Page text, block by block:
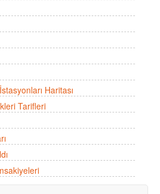
Haritası
Tarifleri